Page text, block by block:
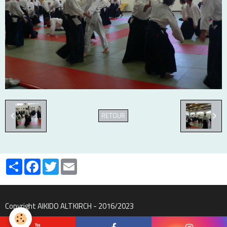
RETOUR
PartagerFacebook
Twitter
Copyright AIKIDO ALTKIRCH - 2016/2023